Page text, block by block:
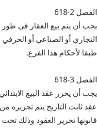
الفصل 2-618
يجب أن يتم بيع العقار في طور
التجاري أو الصناعي أو
طبقا لأحكام هذا الفرع.
الفصل 3-618
يجب أن يحرر عقد البيع
عقد ثابت التاريخ يتم
قانونها تحرير العقود وذلك